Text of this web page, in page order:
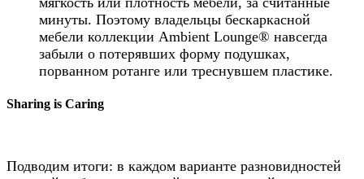
минуты. Поэтому владельцы бескаркасной
мебели коллекции Ambient Lounge® навсегда
забыли о потерявших форму подушках,
порванном ротанге или треснувшем пластике.
Sharing is Caring
Подводим итоги: в каждом варианте разновидностей